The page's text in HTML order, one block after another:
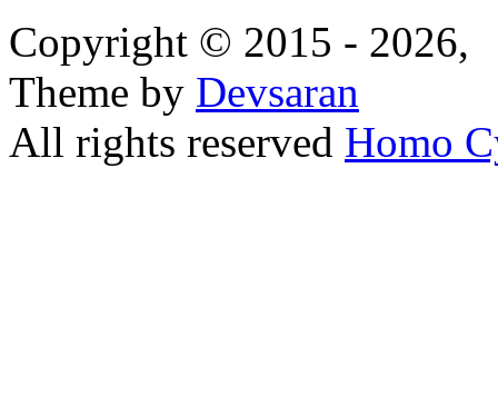
Copyright © 2015 - 2026,
Theme by Devsaran
All rights reserved Homo